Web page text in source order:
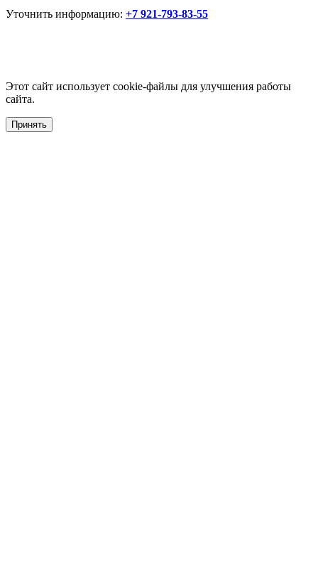
Уточнить информацию: +7 921-793-83-55
Этот сайт использует cookie-файлы для улучшения работы
сайта.
Принять